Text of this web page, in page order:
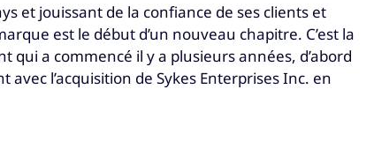
et jouissant de la confiance de ses clients et
est le début d’un nouveau chapitre. C’est la
qui a commencé il y a plusieurs années, d’abord
l’acquisition de Sykes Enterprises Inc. en